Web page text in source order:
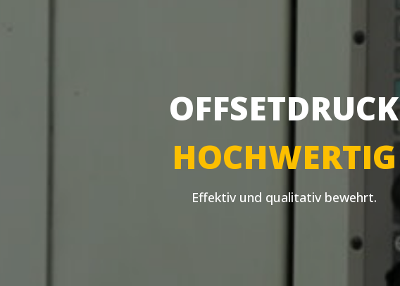
OFFSETDRUCK
HOCHWERTIG
Effektiv und qualitativ bewehrt.